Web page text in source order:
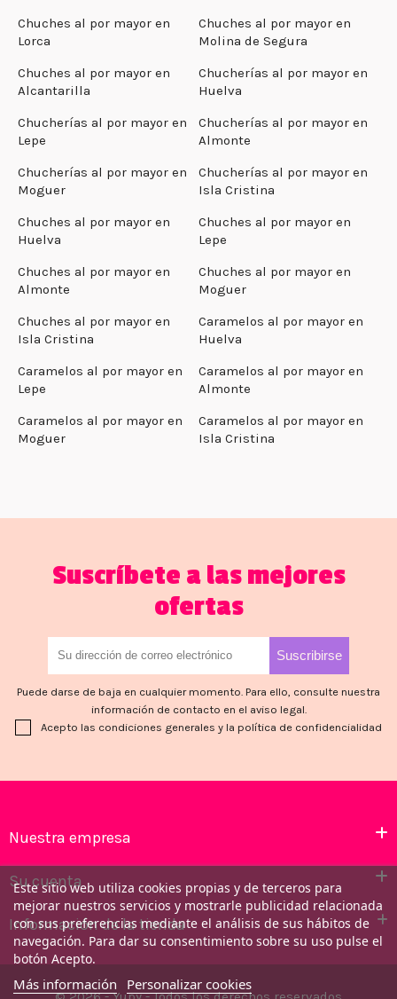
Chuches al por mayor en
Lorca
Chuches al por mayor en
Molina de Segura
Chuches al por mayor en
Alcantarilla
Chucherías al por mayor en
Huelva
Chucherías al por mayor en
Lepe
Chucherías al por mayor en
Almonte
Chucherías al por mayor en
Moguer
Chucherías al por mayor en
Isla Cristina
Chuches al por mayor en
Huelva
Chuches al por mayor en
Lepe
Chuches al por mayor en
Almonte
Chuches al por mayor en
Moguer
Chuches al por mayor en
Isla Cristina
Caramelos al por mayor en
Huelva
Caramelos al por mayor en
Lepe
Caramelos al por mayor en
Almonte
Caramelos al por mayor en
Moguer
Caramelos al por mayor en
Isla Cristina
Suscríbete a las mejores
ofertas
Puede darse de baja en cualquier momento. Para ello, consulte nuestra
información de contacto en el aviso legal.
Acepto las condiciones generales y la política de confidencialidad
Nuestra empresa
Su cuenta
Información de la tienda
Este sitio web utiliza cookies propias y de terceros para
mejorar nuestros servicios y mostrarle publicidad relacionada
con sus preferencias mediante el análisis de sus hábitos de
navegación. Para dar su consentimiento sobre su uso pulse el
botón Acepto.
Más información Personalizar cookies